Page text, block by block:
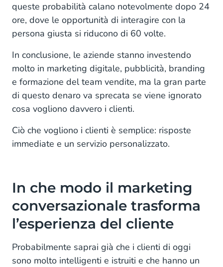
queste probabilità calano notevolmente dopo 24
ore, dove le opportunità di interagire con la
persona giusta si riducono di 60 volte.
In conclusione, le aziende stanno investendo
molto in marketing digitale, pubblicità, branding
e formazione del team vendite, ma la gran parte
di questo denaro va sprecata se viene ignorato
cosa vogliono davvero i clienti.
Ciò che vogliono i clienti è semplice: risposte
immediate e un servizio personalizzato.
In che modo il marketing
conversazionale trasforma
l’esperienza del cliente
Probabilmente saprai già che i clienti di oggi
sono molto intelligenti e istruiti e che hanno un